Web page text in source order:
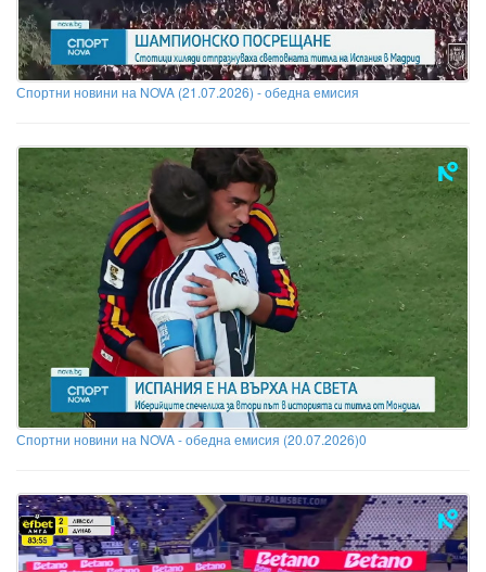
Спортни новини на NOVA (21.07.2026) - обедна емисия
Спортни новини на NOVA - обедна емисия (20.07.2026)0